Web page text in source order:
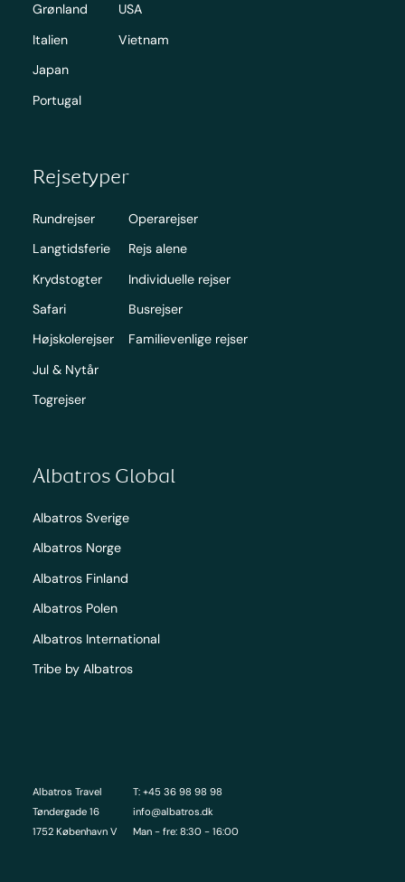
Grønland
Italien
Japan
Portugal
USA
Vietnam
Albatros Travel
Tøndergade 16
1752 København V
T: +45 36 98 98 98
info@albatros.dk
Man - fre: 8:30 - 16:00
Rejsetyper
Rundrejser
Langtidsferie
Krydstogter
Safari
Højskolerejser
Jul & Nytår
Togrejser
Operarejser
Rejs alene
Individuelle rejser
Busrejser
Familievenlige rejser
Albatros Global
Albatros Sverige
Albatros Norge
Albatros Finland
Albatros Polen
Albatros International
Tribe by Albatros